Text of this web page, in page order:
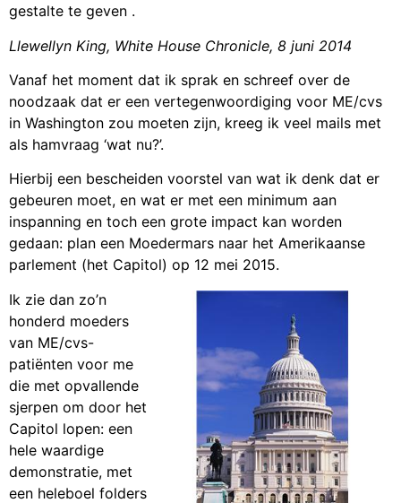
gestalte te geven .
Llewellyn King, White House Chronicle, 8 juni 2014
Vanaf het moment dat ik sprak en schreef over de
noodzaak dat er een vertegenwoordiging voor ME/cvs
in Washington zou moeten zijn, kreeg ik veel mails met
als hamvraag ‘wat nu?’.
Hierbij een bescheiden voorstel van wat ik denk dat er
gebeuren moet, en wat er met een minimum aan
inspanning en toch een grote impact kan worden
gedaan: plan een Moedermars naar het Amerikaanse
parlement (het Capitol) op 12 mei 2015.
Ik zie dan zo’n
honderd moeders
van ME/cvs-
patiënten voor me
die met opvallende
sjerpen om door het
Capitol lopen: een
hele waardige
demonstratie, met
een heleboel folders